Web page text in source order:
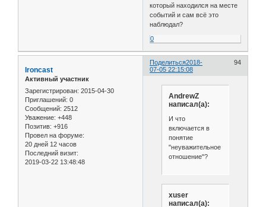
который находился на месте
событий и сам всё это
наблюдал?
0
Поделиться 94
2018-
07-05 22:15:08
Ironcast
Активный участник
Зарегистрирован: 2015-04-30
Приглашений: 0
Сообщений: 2512
Уважение: +448
Позитив: +916
Провел на форуме:
20 дней 12 часов
Последний визит:
2019-03-22 13:48:48
AndrewZ
написал(а):
И что
включается в
понятие
"неуважительное
отношение"?
xuser
написал(а):